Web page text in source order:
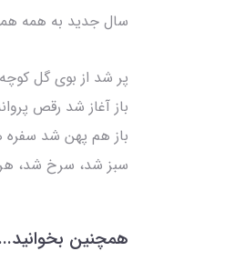
سال جدید به همه هموطنان عزیز مبارک
پر شد از بوی گل
باز آغاز شد رقص
باز هم پهن شد
سبز شد، سرخ شد،
همچنین بخوانید...